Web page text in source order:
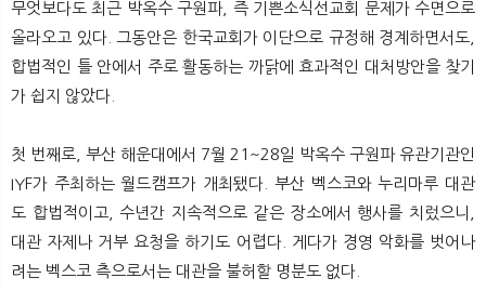
무엇보다도 최근 박옥수 구원파, 즉 기쁜소식선교회 문제가 수면으로
올라오고 있다. 그동안은 한국교회가 이단으로 규정해 경계하면서도,
합법적인 틀 안에서 주로 활동하는 까닭에 효과적인 대처방안을 찾기
가 쉽지 않았다.
첫 번째로, 부산 해운대에서 7월 21~28일 박옥수 구원파 유관기관인
IYF가 주최하는 월드캠프가 개최됐다. 부산 벡스코와 누리마루 대관
도 합법적이고, 수년간 지속적으로 같은 장소에서 행사를 치렀으니,
대관 자제나 거부 요청을 하기도 어렵다. 게다가 경영 악화를 벗어나
려는 벡스코 측으로서는 대관을 불허할 명분도 없다.